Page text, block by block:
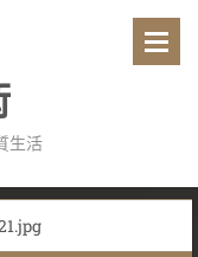
生活